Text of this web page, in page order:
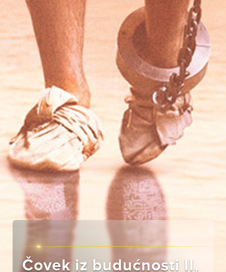
Čovek iz budućnosti II,